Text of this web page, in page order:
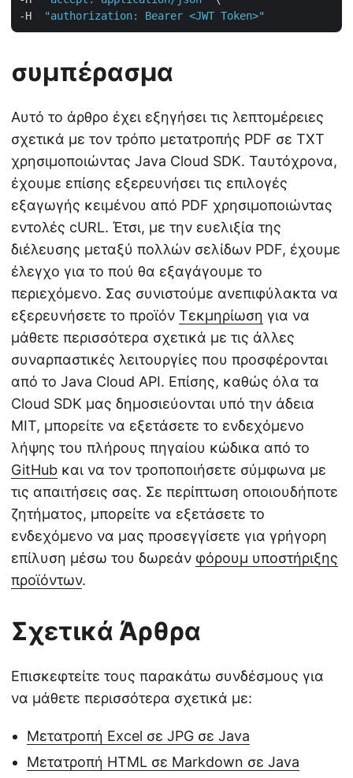
-H
"authorization: Bearer <JWT Token>"
συμπέρασμα
Αυτό το άρθρο έχει εξηγήσει τις λεπτομέρειες
σχετικά με τον τρόπο μετατροπής PDF σε TXT
χρησιμοποιώντας Java Cloud SDK. Ταυτόχρονα,
έχουμε επίσης εξερευνήσει τις επιλογές
εξαγωγής κειμένου από PDF χρησιμοποιώντας
εντολές cURL. Έτσι, με την ευελιξία της
διέλευσης μεταξύ πολλών σελίδων PDF, έχουμε
έλεγχο για το πού θα εξαγάγουμε το
περιεχόμενο. Σας συνιστούμε ανεπιφύλακτα να
εξερευνήσετε το προϊόν Τεκμηρίωση για να
μάθετε περισσότερα σχετικά με τις άλλες
συναρπαστικές λειτουργίες που προσφέρονται
από το Java Cloud API. Επίσης, καθώς όλα τα
Cloud SDK μας δημοσιεύονται υπό την άδεια
MIT, μπορείτε να εξετάσετε το ενδεχόμενο
λήψης του πλήρους πηγαίου κώδικα από το
GitHub και να τον τροποποιήσετε σύμφωνα με
τις απαιτήσεις σας. Σε περίπτωση οποιουδήποτε
ζητήματος, μπορείτε να εξετάσετε το
ενδεχόμενο να μας προσεγγίσετε για γρήγορη
επίλυση μέσω του δωρεάν φόρουμ υποστήριξης
προϊόντων.
Σχετικά Άρθρα
Επισκεφτείτε τους παρακάτω συνδέσμους για
να μάθετε περισσότερα σχετικά με:
Μετατροπή Excel σε JPG σε Java
Μετατροπή HTML σε Markdown σε Java